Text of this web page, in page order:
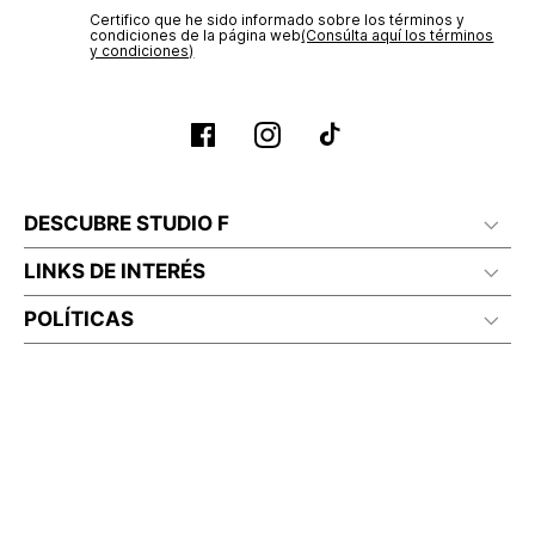
No planchar con vapor
Certifico que he sido informado sobre los términos y
condiciones de la página web‎(Consúlta aquí los términos
y condiciones)
DESCUBRE STUDIO F
LINKS DE INTERÉS
POLÍTICAS